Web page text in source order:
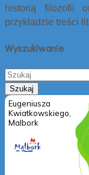
historią filozofii
przykładzie treści
Wyszukiwanie